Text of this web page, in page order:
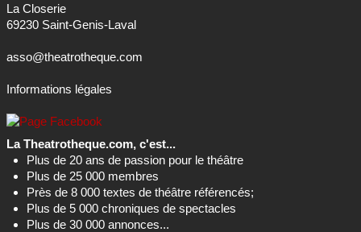
La Closerie
69230 Saint-Genis-Laval
asso@theatrotheque.com
Informations légales
La Theatrotheque.com, c'est...
Plus de 20 ans de passion pour le théâtre
Plus de 25 000 membres
Près de 8 000 textes de théâtre référencés;
Plus de 5 000 chroniques de spectacles
Plus de 30 000 annonces...